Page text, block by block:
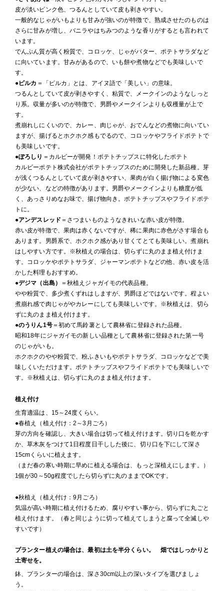
皮が淡いピンク色、つるんとしていて皮も剥きやすい。
一般的なじゃがいもよりも甘みが強いのが特徴で、熟成させたのものは
さらに甘みが増し、バニラやはちみつのような香りがするとも言われて
います。
でんぷん質が高く粉質で、コロッケ、じゃがバター、ポテトサラダなど
に向いています。甘みがあるので、いも餅や煮物などでも美味しいで
す。
●ピルカ ＝「ピルカ」とは、アイヌ語で「美しい」の意味。
つるんとしていて皮が剥きやすく、粘質で、メークインのようなしっと
り系。収量が多いのが特徴で、男爵やメークインよりも収穫量が上で
す。
煮崩れしにくいので、カレー、肉じゃが、おでんなどの煮物に向いてい
ますが、揚げるとホクホク感もでるので、コロッケやフライドポテトで
も美味しいです。
●ぽろしり ＝カルビーが開発！ポテトチップスに特化したポテト
カルビーポテト株式会社がポテトチップスのために開発した新品種。芽
が浅くつるんとしていて皮が剥きやすい、果肉が白く揚げ物による変色
が少ない、などの特徴があります。男爵やメークインよりも糖度が低
く、あっさりめなお味で、揚げ物向き。ポテトチップスやフライドポテ
トに。
●アンデスレッド ＝さつまいものようなきれいな赤い皮が特徴。
赤い皮が特徴で、果肉は赤くないですが、稀に果肉に赤色がさす場合も
あります。男爵系で、ホクホク感があり甘くてとても美味しい。煮崩れ
はしやすい方です。※秋植えの場合は、切らずに丸のまま植え付けま
す。コロッケやポテトサラダ、ジャーマンポテトなどの他、赤い皮を活
かした料理もおすすめ。
●デジマ（出島）
＝秋植えジャガイモの代表品種。
やや粉質で、多少煮くずれはしますが、男爵ほどではないです。程よい
煮崩れ感で肉じゃがやカレーにしても美味しいです。※秋植えは、切ら
ずに丸のまま植え付けます。
●のうりん1号＝初めて馬鈴薯として農林省に登録された品種。
昭和18年にジャガイモの新しい品種として農林省に登録された第一号
のじゃがいも。
ホクホクのやや粉質で、粉ふきいもやポテトサラダ、コロッケなどで美
味しくいただけます。ポテトチップスやフライドポテトでも美味しいで
す。※秋植えは、切らずに丸のまま植え付けます。
植え付け
生育適温は、15～24度くらい。
●春植え（植え付け：2～3月ごろ）
芽の方向を確認し、大きい場合は切って植え付けます。切り口を乾かす
か、草木灰をつけて1日程度日干しした後に、切り口を下にして深さ
15cmくらいに植えます。
（まだ春の寒い時期に早めに植える場合は、もっと深植えにします。）
1個が30～50g程度でしたら切らずに丸のままでOKです。
●秋植え（植え付け：9月ごろ）
気温が高い時期に植え付けるため、腐りやすい事から、切らずに丸ごと
植え付けます。（春と同じように切って植えてしまうと腐って全滅しや
すいです）
プランター植えの場合は、最初は土を半分くらい。 畑ではしっかりと
土寄せを。
鉢、プランターの場合は、深さ30cm以上の深いタイプを選びましょ
う。